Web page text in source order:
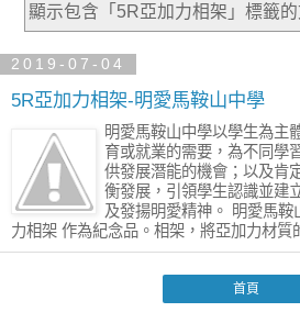
顯示包含「5R亞加力相架」標籤的
2019-07-04
5R亞加力相架-明愛馬鞍山中學
明愛馬鞍山中學以學生為主
育或就業的需要，為不同學
供發展潛能的機會；以及肯
衡發展，引領學生認識並建
及發揚明愛精神。 明愛馬鞍
力相架 作為紀念品。相架，將亞加力材質
首頁